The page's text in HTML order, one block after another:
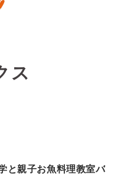
ス
と親子お魚料理教室バ